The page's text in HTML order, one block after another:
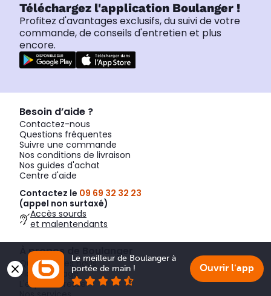
Téléchargez l'application Boulanger !
Profitez d'avantages exclusifs, du suivi de votre
commande, de conseils d'entretien et plus
encore.
Besoin d’aide ?
Contactez-nous
Questions fréquentes
Suivre une commande
Nos conditions de livraison
Nos guides d'achat
Centre d'aide
Contactez le 09 69 32 32 23
(appel non surtaxé)
Accès sourds
et malentendants
À propos de Boulanger
Qui sommes nous
Plaisir partagé
L'espace Presse
Le meilleur de Boulanger à
portée de main !
Ouvrir l'app